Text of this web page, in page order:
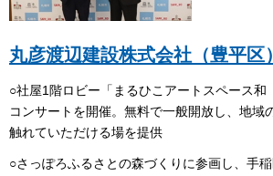
丸彦渡辺建設株式会社（豊平区）
○社屋1階ロビー「まるひこアートスペース和
コンサートを開催。無料で一般開放し、地域
触れていただける場を提供
○さっぽろふるさとの森づくりに参画し、手